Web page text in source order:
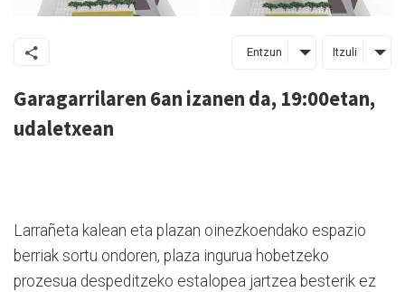
Entzun Itzuli
Garagarrilaren 6an izanen da, 19:00etan,
udaletxean
Larrañeta kalean eta plazan oinezkoendako espazio
berriak sortu ondoren, plaza ingurua hobetzeko
prozesua despeditzeko estalopea jartzea besterik ez